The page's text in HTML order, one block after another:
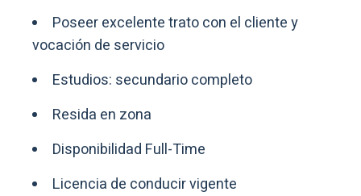
Poseer excelente trato con el cliente y
vocación de servicio
Estudios: secundario completo
Resida en zona
Disponibilidad Full-Time
Licencia de conducir vigente